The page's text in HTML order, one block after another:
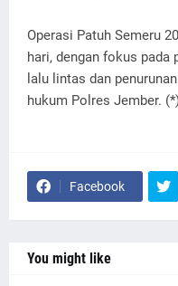
Operasi Patuh Semeru
hari, dengan fokus pada
lalu lintas dan
hukum Polres Jember.
Facebook
You might like